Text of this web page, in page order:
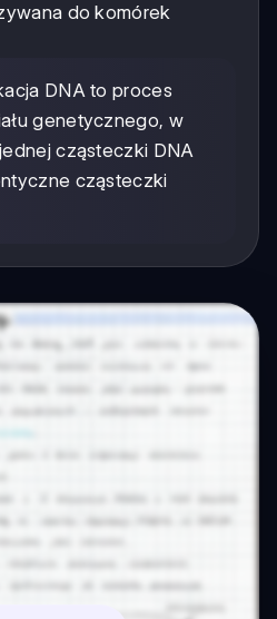
do komórek
DNA to proces
genetycznego, w
cząsteczki DNA
cząsteczki